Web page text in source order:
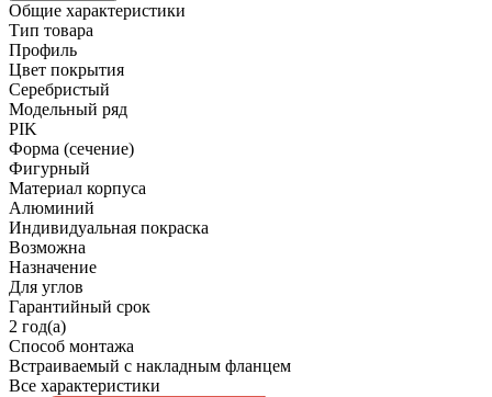
Общие характеристики
Тип товара
Профиль
Цвет покрытия
Серебристый
Модельный ряд
PIK
Форма (сечение)
Фигурный
Материал корпуса
Алюминий
Индивидуальная покраска
Возможна
Назначение
Для углов
Гарантийный срок
2 год(а)
Способ монтажа
Встраиваемый с накладным фланцем
Все характеристики